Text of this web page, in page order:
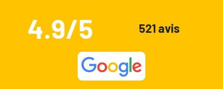
4.9/5 521 avis